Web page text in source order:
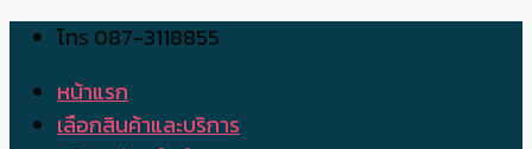
Skip
content
โทร 087-3118855
หน้าแรก
เลือกสินค้าและบริการ